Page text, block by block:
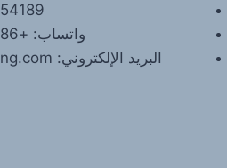
واتساب: +86-152-6860-9198
البريد الإلكتروني: info@TonySourcing.com